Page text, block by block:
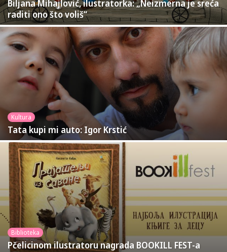
Biljana Mihajlović, ilustratorka: „Neizmerna je sreća
raditi ono što voliš“
Kultura
Tata kupi mi auto: Igor Krstić
Biblioteka
Pčelicinom ilustratoru nagrada BOOKILL FEST-a